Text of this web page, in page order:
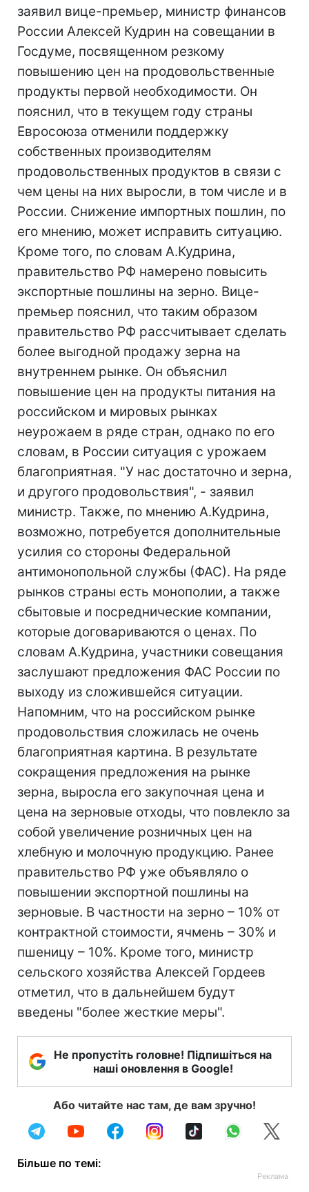
заявил вице-премьер, министр финансов
России Алексей Кудрин на совещании в
Госдуме, посвященном резкому
повышению цен на продовольственные
продукты первой необходимости. Он
пояснил, что в текущем году страны
Евросоюза отменили поддержку
собственных производителям
продовольственных продуктов в связи с
чем цены на них выросли, в том числе и в
России. Снижение импортных пошлин, по
его мнению, может исправить ситуацию.
Кроме того, по словам А.Кудрина,
правительство РФ намерено повысить
экспортные пошлины на зерно. Вице-
премьер пояснил, что таким образом
правительство РФ рассчитывает сделать
более выгодной продажу зерна на
внутреннем рынке. Он объяснил
повышение цен на продукты питания на
российском и мировых рынках
неурожаем в ряде стран, однако по его
словам, в России ситуация с урожаем
благоприятная. "У нас достаточно и зерна,
и другого продовольствия", - заявил
министр. Также, по мнению А.Кудрина,
возможно, потребуется дополнительные
усилия со стороны Федеральной
антимонопольной службы (ФАС). На ряде
рынков страны есть монополии, а также
сбытовые и посреднические компании,
которые договариваются о ценах. По
словам А.Кудрина, участники совещания
заслушают предложения ФАС России по
выходу из сложившейся ситуации.
Напомним, что на российском рынке
продовольствия сложилась не очень
благоприятная картина. В результате
сокращения предложения на рынке
зерна, выросла его закупочная цена и
цена на зерновые отходы, что повлекло за
собой увеличение розничных цен на
хлебную и молочную продукцию. Ранее
правительство РФ уже объявляло о
повышении экспортной пошлины на
зерновые. В частности на зерно – 10% от
контрактной стоимости, ячмень – 30% и
пшеницу – 10%. Кроме того, министр
сельского хозяйства Алексей Гордеев
отметил, что в дальнейшем будут
введены "более жесткие меры".
Не пропустіть головне! Підпишіться на
наші оновлення в Google!
Або читайте нас там, де вам зручно!
Більше по темі: